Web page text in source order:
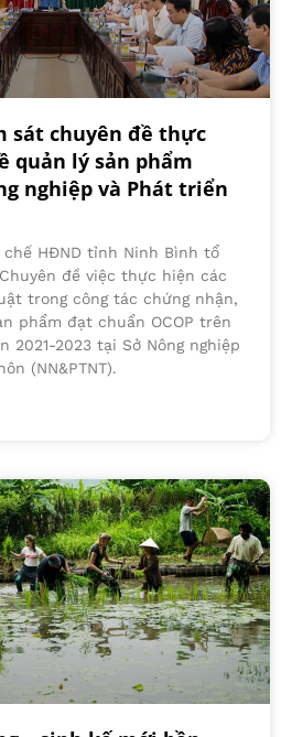
sát chuyên đề thực
quản lý sản phẩm
nghiệp và Phát triển
chế HĐND tỉnh Ninh Bình tổ
đề việc thực hiện các
trong công tác chứng nhận,
phẩm đạt chuẩn OCOP trên
2021-2023 tại Sở Nông nghiệp
(NN&PTNT).